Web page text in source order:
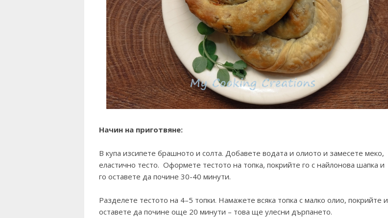
Начин на приготвяне:
В купа изсипете брашното и солта. Добавете водата и олиото и замесете меко,
еластично тесто. Оформете тестото на топка, покрийте го с найлонова шапка и
го оставете да почине 30-40 минути.
Разделете тестото на 4–5 топки. Намажете всяка топка с малко олио, покрийте и
оставете да почине още 20 минути – това ще улесни дърпането.